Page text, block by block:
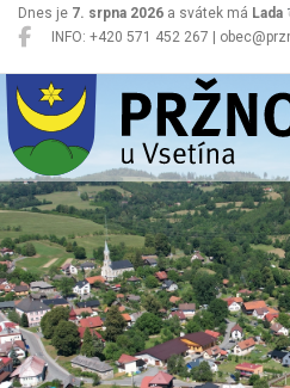
INFO: +420 571 452 267 |
Dnes je 7. srpna 2026 a svátek má Lada
Pržno